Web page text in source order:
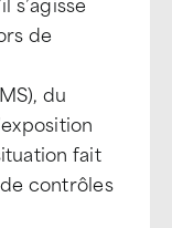
de
du
fait
contrôles